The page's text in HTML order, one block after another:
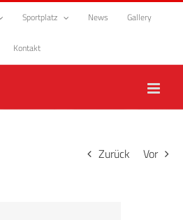
Sportplatz News Gallery
Kontakt
Zurück Vor